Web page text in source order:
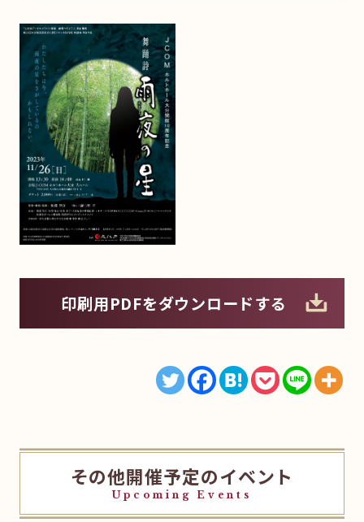
印刷用PDFをダウンロードする
その他開催予定のイベント
Upcoming Events